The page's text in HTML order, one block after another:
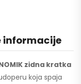
informacije
zidna kratka
koja spaja